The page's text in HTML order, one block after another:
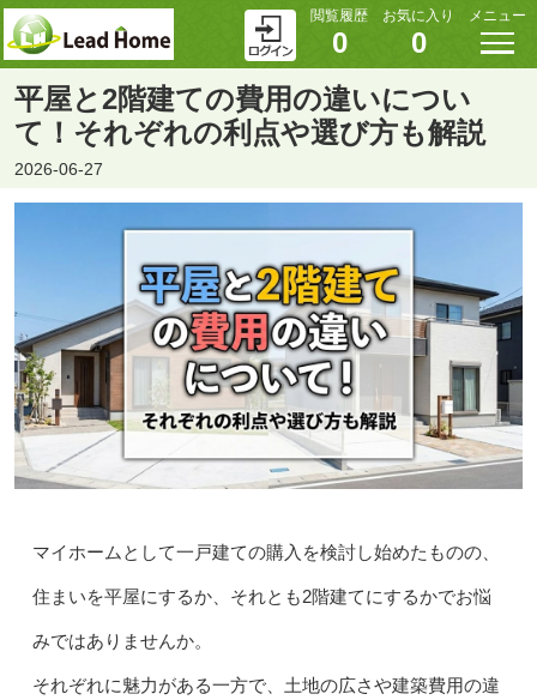
閲覧履歴
0
お気に入り
0
メニュー
平屋と2階建ての費用の違いについ
て！それぞれの利点や選び方も解説
2026-06-27
マイホームとして一戸建ての購入を検討し始めたものの、
住まいを平屋にするか、それとも2階建てにするかでお悩
みではありませんか。
それぞれに魅力がある一方で、土地の広さや建築費用の違